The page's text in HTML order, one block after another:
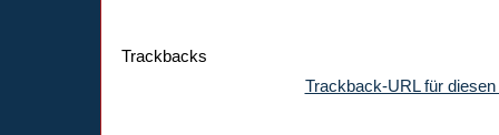
Trackbacks
Trackback-URL für diesen